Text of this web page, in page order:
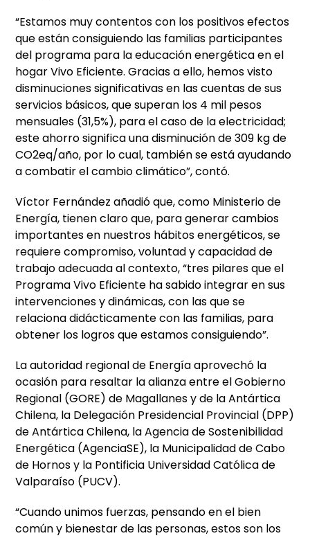
“Estamos muy contentos con los positivos efectos
que están consiguiendo las familias participantes
del programa para la educación energética en el
hogar Vivo Eficiente. Gracias a ello, hemos visto
disminuciones significativas en las cuentas de sus
servicios básicos, que superan los 4 mil pesos
mensuales (31,5%), para el caso de la electricidad;
este ahorro significa una disminución de 309 kg de
CO2eq/año, por lo cual, también se está ayudando
a combatir el cambio climático”, contó.
Víctor Fernández añadió que, como Ministerio de
Energía, tienen claro que, para generar cambios
importantes en nuestros hábitos energéticos, se
requiere compromiso, voluntad y capacidad de
trabajo adecuada al contexto, “tres pilares que el
Programa Vivo Eficiente ha sabido integrar en sus
intervenciones y dinámicas, con las que se
relaciona didácticamente con las familias, para
obtener los logros que estamos consiguiendo”.
La autoridad regional de Energía aprovechó la
ocasión para resaltar la alianza entre el Gobierno
Regional (GORE) de Magallanes y de la Antártica
Chilena, la Delegación Presidencial Provincial (DPP)
de Antártica Chilena, la Agencia de Sostenibilidad
Energética (AgenciaSE), la Municipalidad de Cabo
de Hornos y la Pontificia Universidad Católica de
Valparaíso (PUCV).
“Cuando unimos fuerzas, pensando en el bien
común y bienestar de las personas, estos son los